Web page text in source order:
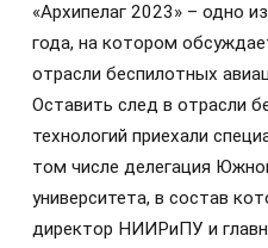
«Архипелаг 2023» – одно
года, на котором
отрасли беспилотных
Оставить след в отрасли
технологий приехали
том числе делегация
университета, в состав
директор НИИРиПУ и